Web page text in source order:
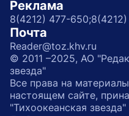
Реклама
8(4212) 477-650;
Почта
Reader@toz.khv.ru
© 2011 –2025, АО
звезда"
Все права на
настоящем сайте,
"Тихоокеанская звезда"